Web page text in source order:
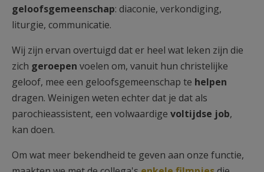
geloofsgemeenschap: diaconie, verkondiging,
liturgie, communicatie.
Wij zijn ervan overtuigd dat er heel wat leken zijn die
zich geroepen voelen om, vanuit hun christelijke
geloof, mee een geloofsgemeenschap te helpen
dragen. Weinigen weten echter dat je dat als
parochieassistent, een volwaardige voltijdse job,
kan doen.
Om wat meer bekendheid te geven aan onze functie,